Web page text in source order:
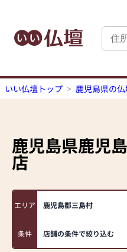
いい仏壇トップ 鹿児島県の
鹿児島県鹿児
店
エリア 鹿児島郡三島村
条件 店舗の条件で絞り込む